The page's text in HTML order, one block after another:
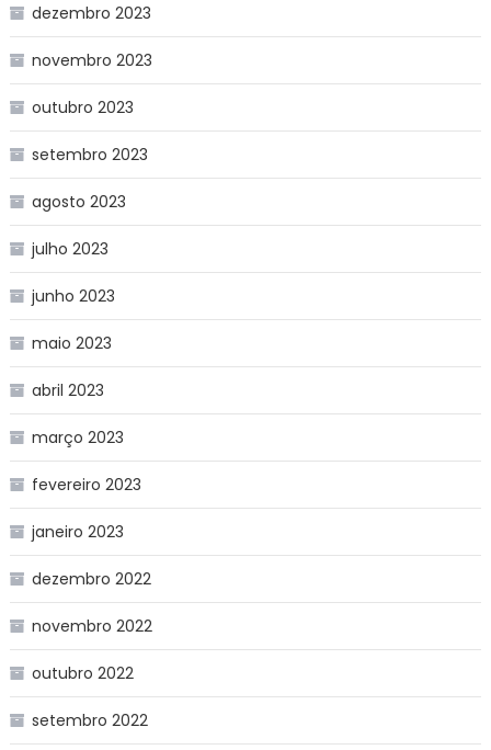
dezembro 2023
novembro 2023
outubro 2023
setembro 2023
agosto 2023
julho 2023
junho 2023
maio 2023
abril 2023
março 2023
fevereiro 2023
janeiro 2023
dezembro 2022
novembro 2022
outubro 2022
setembro 2022